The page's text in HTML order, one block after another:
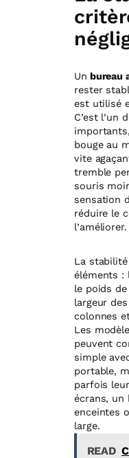
Un bureau
rester
est utilisé
C’est l’un
bouge au
vite
tremble
souris
sensation
réduire le
l’améliorer.
La
éléments :
le poids
largeur
colonnes
Les
peuvent
simple
portable,
parfois
écrans, un
enceintes
large.
READ